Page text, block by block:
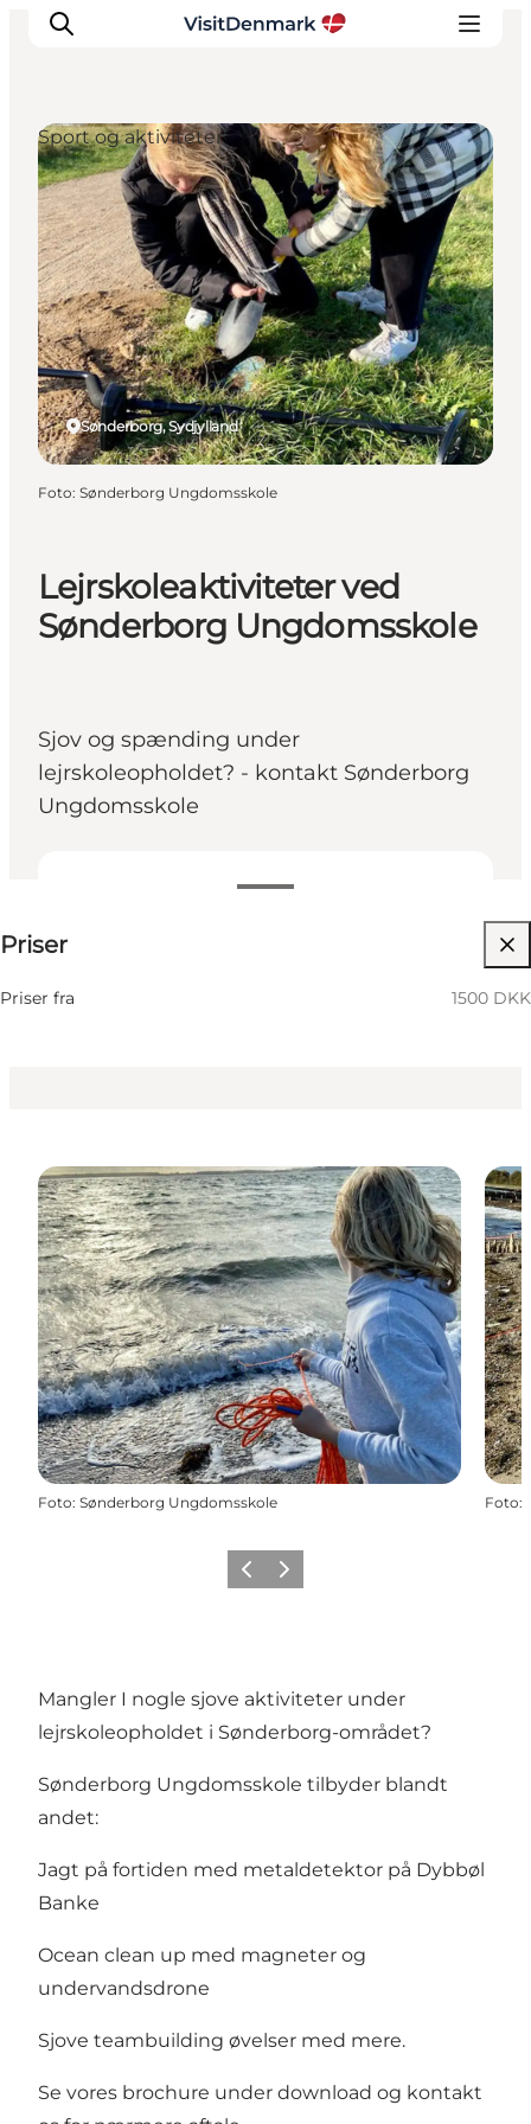
Inspiration
Destinationer
Oplevelser
Overnatning
Planlæg ferien
Lejrskoleaktiviteter ved
Sønderborg Ungdomsskole
Sjov og spænding under
lejrskoleopholdet? - kontakt Sønderborg
Ungdomsskole
Priser
Priser fra 1500 DKK
Sønderborg, Sydjylland
Sport og aktiviteter
Foto: Sønderborg Ungdomsskole
Foto: Sønderborg Ungdomsskole Foto:
ForrigeNæste
Mangler I nogle sjove aktiviteter under
lejrskoleopholdet i Sønderborg-området?
Sønderborg Ungdomsskole tilbyder blandt
andet:
Jagt på fortiden med metaldetektor på Dybbøl
Banke
Ocean clean up med magneter og
undervandsdrone
Sjove teambuilding øvelser med mere.
Se vores brochure under download og kontakt